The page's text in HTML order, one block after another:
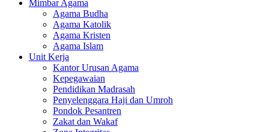
Mimbar Agama
Agama Budha
Agama Katolik
Agama Kristen
Agama Islam
Unit Kerja
Kantor Urusan Agama
Kepegawaian
Pendidikan Madrasah
Penyelenggara Haji dan Umroh
Pondok Pesantren
Zakat dan Wakaf